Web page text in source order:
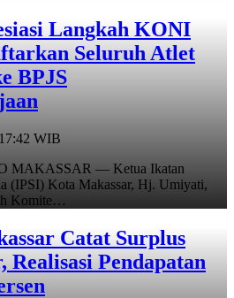
Langkah KONI
Seluruh Atlet
BPJS
WIB
MAKASSAR — Ketua Ikatan
(IPSI) Kota Makassar, Hj. Umiyati,
Komite…
Catat Surplus
Pendapatan